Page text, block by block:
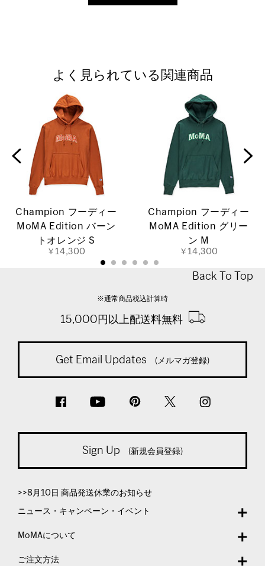
よく見られている関連商品
Champion フーディー
MoMA Edition バーン
トオレンジ S
￥14,300
Champion フーディー
MoMA Edition グリー
ン M
￥14,300
Back To Top
※通常商品税込計算時
15,000円以上配送料無料
Get Email Updates (メルマガ登録)
Sign Up (新規会員登録)
>>8月10日 商品発送休業のお知らせ
ニュース・キャンペーン・イベント
MoMAについて
ご注文方法